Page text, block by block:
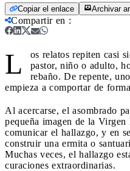
Copiar el enlace Archivar
Compartir en :
L
os relatos repiten casi
pastor, niño o adulto,
rebaño. De repente,
empieza a comportar de
Al acercarse, el asombrado
pequeña imagen de la
comunicar el hallazgo, y en
construir una ermita o
Muchas veces, el hallazgo
curaciones extraordinarias.